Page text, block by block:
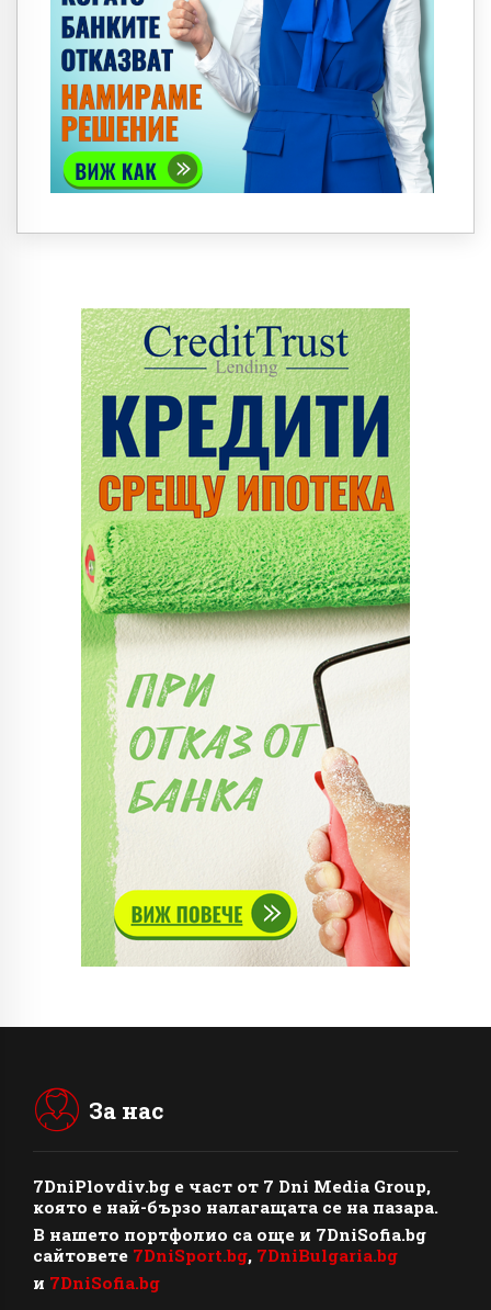
За нас
7DniPlovdiv.bg e част от 7 Dni Media Group,
която е най-бързо налагащата се на пазара.
В нашето портфолио са още и 7DniSofia.bg
сайтовете 7DniSport.bg, 7DniBulgaria.bg
и 7DniSofia.bg